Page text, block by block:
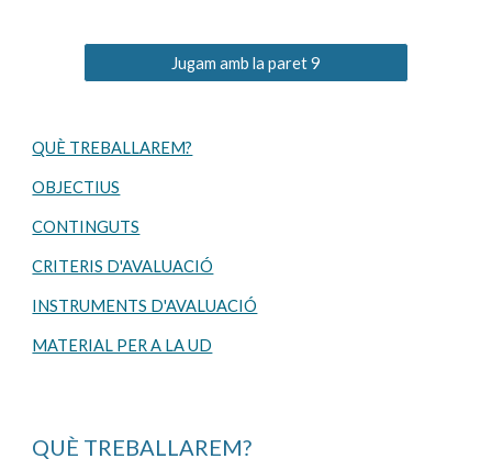
Jugam amb la paret 9
QUÈ TREBALLAREM?
OBJECTIUS
CONTINGUTS
CRITERIS D'AVALUACIÓ
INSTRUMENTS D'AVALUACIÓ
MATERIAL PER A LA UD
QUÈ TREBALLAREM?